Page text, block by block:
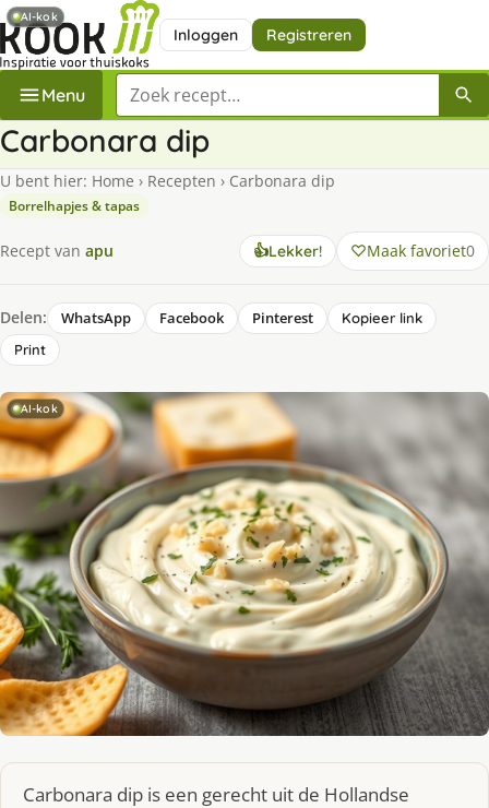
Inloggen Registreren
Menu Zoek een recept
Carbonara dip
U bent hier: Home › Recepten › Carbonara dip
Borrelhapjes & tapas
Recept van apu 👍Lekker! Maak favoriet0
Delen: WhatsApp Facebook Pinterest
Kopieer link
Print
AI-kok
Carbonara dip is een gerecht uit de Hollandse
AI-kok